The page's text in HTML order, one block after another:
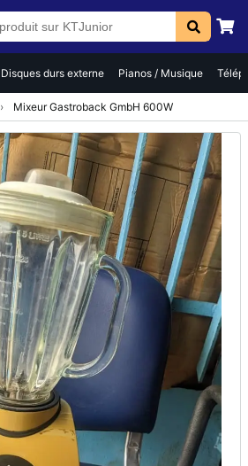
Disques durs externe Pianos / Musique
› Mixeur Gastroback GmbH 600W